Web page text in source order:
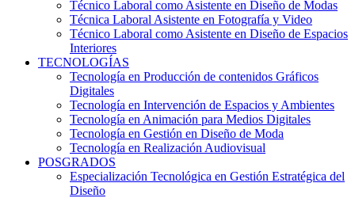
Técnico Laboral como Asistente en Diseño de Modas
Técnica Laboral Asistente en Fotografía y Video
Técnico Laboral como Asistente en Diseño de Espacios
Interiores
TECNOLOGÍAS
Tecnología en Producción de contenidos Gráficos
Digitales
Tecnología en Intervención de Espacios y Ambientes
Tecnología en Animación para Medios Digitales
Tecnología en Gestión en Diseño de Moda
Tecnología en Realización Audiovisual
POSGRADOS
Especialización Tecnológica en Gestión Estratégica del
Diseño